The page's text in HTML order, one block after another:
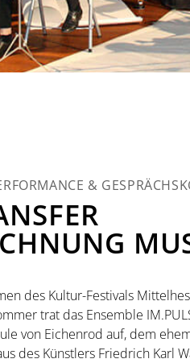
&
des Kultur-Festivals
trat das Ensemble
von Eichenrod auf, dem
des Künstlers Friedrich Karl